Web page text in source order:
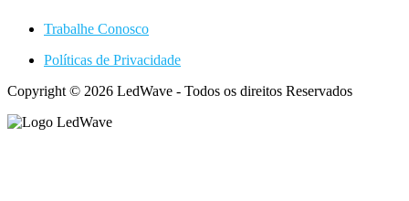
Trabalhe Conosco
Políticas de Privacidade
Copyright © 2026 LedWave - Todos os direitos Reservados